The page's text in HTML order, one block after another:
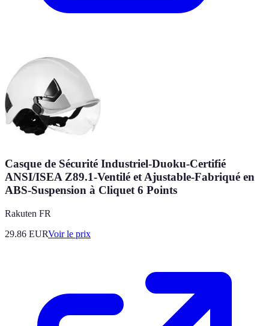
Casque de Sécurité Industriel-Duoku-Certifié
ANSI/ISEA Z89.1-Ventilé et Ajustable-Fabriqué en
ABS-Suspension à Cliquet 6 Points
Rakuten FR
29.86 EURVoir le prix